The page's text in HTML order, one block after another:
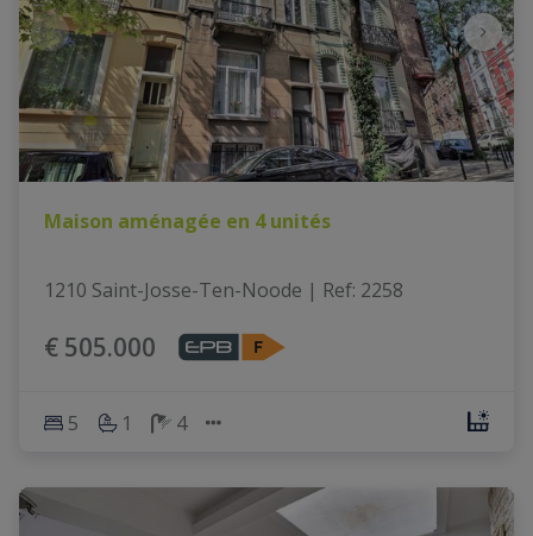
Maison aménagée en 4 unités
1210 Saint-Josse-Ten-Noode | Ref: 2258
€ 505.000
5 1 4